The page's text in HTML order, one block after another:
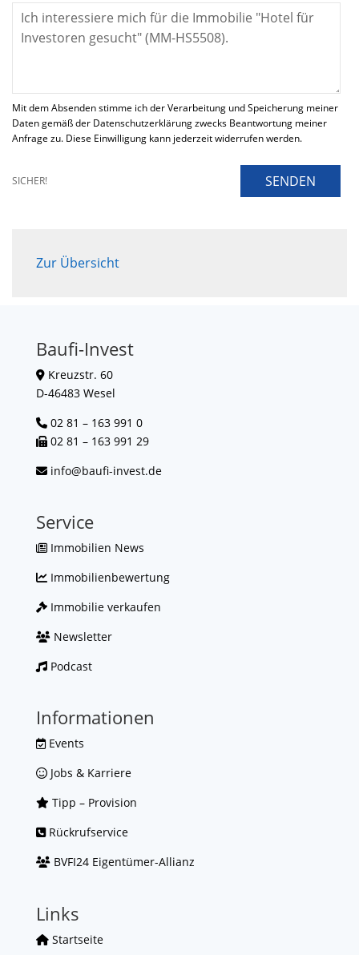
Mit dem Absenden stimme ich der Verarbeitung und Speicherung meiner
Daten gemäß der Datenschutzerklärung zwecks Beantwortung meiner
Anfrage zu. Diese Einwilligung kann jederzeit widerrufen werden.
SICHER! SENDEN
Zur Übersicht
Baufi-Invest
Kreuzstr. 60
D-46483 Wesel
02 81 – 163 991 0
02 81 – 163 991 29
info@baufi-invest.de
Service
Immobilien News
Immobilienbewertung
Immobilie verkaufen
Newsletter
Podcast
Informationen
Events
Jobs & Karriere
Tipp – Provision
Rückrufservice
BVFI24 Eigentümer-Allianz
Links
Startseite